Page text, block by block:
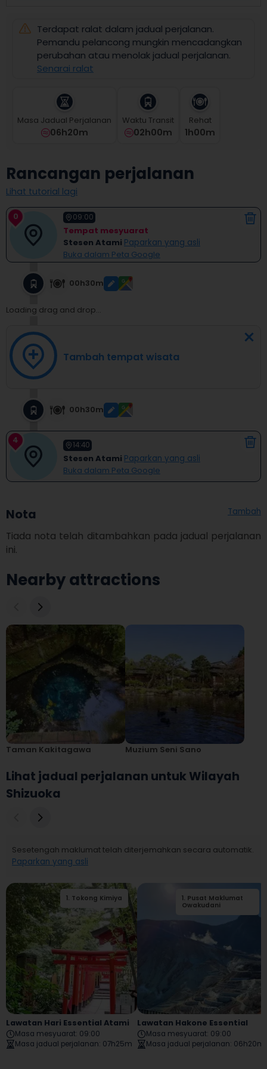
date.
question
the
keyboard
changing
Terdapat ralat dalam jadual perjalanan.
Pemandu pelancong mungkin mencadangkan
perubahan atau menolak jadual perjalanan.
Senarai ralat
Masa Jadual Perjalanan
06h20m
Waktu Transit
02h00m
Rehat
1H00M
Rancangan perjalanan
Lihat tutorial lagi
0 09:00
Tempat mesyuarat
Stesen Atami Paparkan yang asli
Buka dalam Peta Google
00h30m
Loading drag and drop...
Tambah tempat wisata
00h30m
4 14:40
Stesen Atami Paparkan yang asli
Buka dalam Peta Google
Nota Tambah
Tiada nota telah ditambahkan pada jadual perjalanan
ini.
Nearby attractions
Taman Kakitagawa Muzium Seni Sano
Lihat jadual perjalanan untuk Wilayah
Shizuoka
Sesetengah maklumat telah diterjemahkan secara automatik.
Paparkan yang asli
1. Tokong Kimiya 2. Kiunkaku
Lawatan Hari Essential Atami
Masa mesyuarat: 09:00
Masa jadual perjalanan: 07h25m
1. Pusat Maklumat
Owakudani
Lawatan Hakone Essential
Masa mesyuarat: 09:00
Masa jadual perjalanan: 06h20m